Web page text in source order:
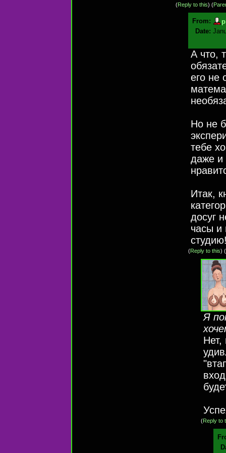
(Reply to this) (
From:
Date:
А что,
его не
Но не
тебе
даже и
Итак,
досуг
часы и
(Reply to this) (
Я
Нет,
(Reply to